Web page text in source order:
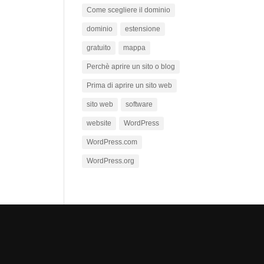
Come scegliere il dominio
dominio estensione
gratuito mappa
Perchè aprire un sito o blog
Prima di aprire un sito web
sito web software
website WordPress
WordPress.com
WordPress.org